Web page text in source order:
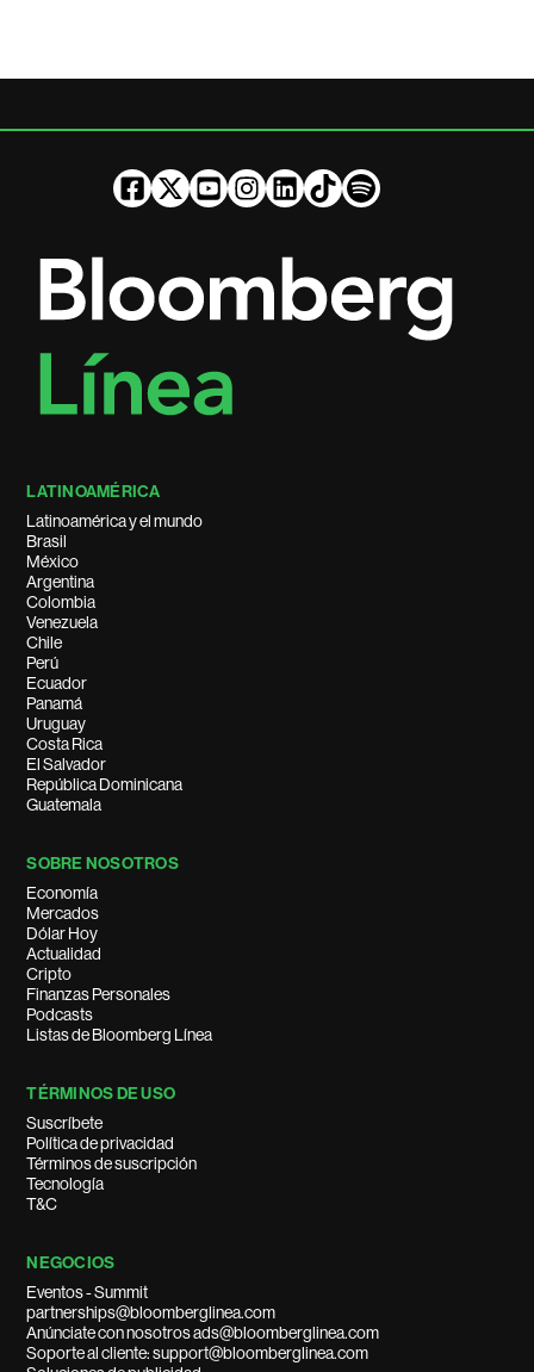
LATINOAMÉRICA
Latinoamérica y el mundo
Brasil
México
Argentina
Colombia
Venezuela
Chile
Perú
Ecuador
Panamá
Uruguay
Costa Rica
El Salvador
República Dominicana
Guatemala
SOBRE NOSOTROS
Economía
Mercados
Dólar Hoy
Actualidad
Cripto
Finanzas Personales
Podcasts
Listas de Bloomberg Línea
TÉRMINOS DE USO
Suscríbete
Política de privacidad
Términos de suscripción
Tecnología
T&C
NEGOCIOS
Eventos - Summit
partnerships@bloomberglinea.com
Anúnciate con nosotros ads@bloomberglinea.com
Soporte al cliente: support@bloomberglinea.com